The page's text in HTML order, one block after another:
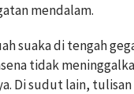
mendalam.
suaka di tengah
tidak
Di sudut lain,